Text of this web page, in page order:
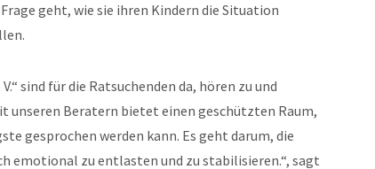
geht, wie sie ihren Kindern die Situation
sind für die Ratsuchenden da, hören zu und
unseren Beratern bietet einen geschützten Raum,
gesprochen werden kann. Es geht darum, die
emotional zu entlasten und zu stabilisieren.“, sagt